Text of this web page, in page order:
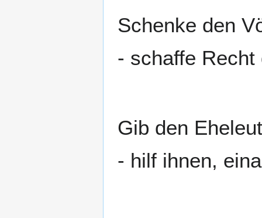
Schenke den
- schaffe
Gib den
- hilf ihnen,